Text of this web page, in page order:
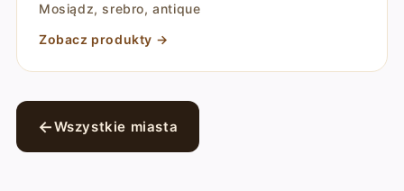
Mosiądz, srebro, antique
Zobacz produkty →
Wszystkie miasta